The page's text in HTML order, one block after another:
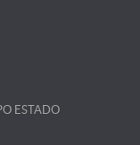
ESTADO